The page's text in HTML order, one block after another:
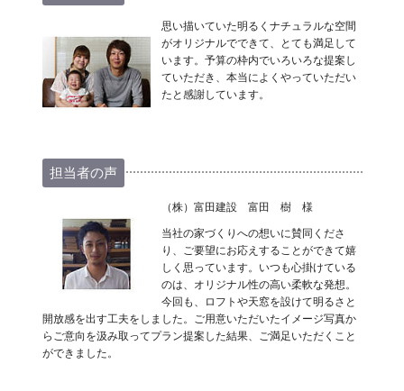
思い描いていた明るくナチュラルな空間
がオリジナルでできて、とても満足して
います。予算の枠内でいろいろな提案し
ていただき、本当によくやっていただい
たと感謝しています。
担当者の声
（株）富田建設 富田 樹 様
当社の家づくりへの想いに賛同くださ
り、ご要望にお応えすることができて嬉
しく思っています。いつも心掛けている
のは、オリジナル性の高い柔軟な発想。
今回も、ロフトや天窓を設けて明るさと
開放感を出す工夫をしました。ご用意いただいたイメージ写真か
らご意向を汲み取ってプラン提案した結果、ご満足いただくこと
ができました。